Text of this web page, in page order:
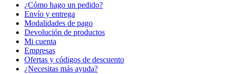
¿Cómo hago un pedido?
Envío y entrega
Modalidades de pago
Devolución de productos
Mi cuenta
Empresas
Ofertas y códigos de descuento
¿Necesitas más ayuda?